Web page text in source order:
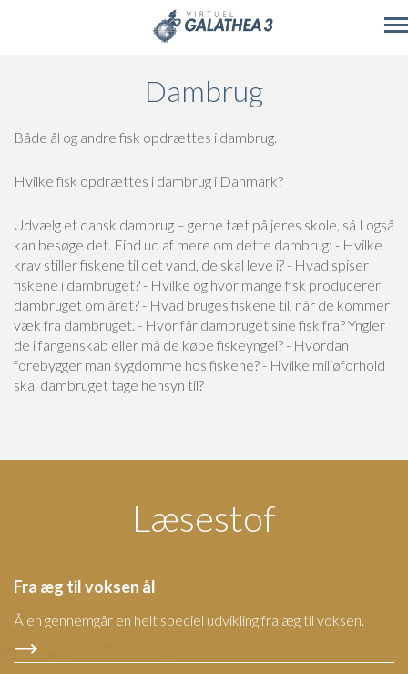
Dambrug
Både ål og andre fisk opdrættes i dambrug.
Hvilke fisk opdrættes i dambrug i Danmark?
Udvælg et dansk dambrug – gerne tæt på jeres skole, så I også
kan besøge det. Find ud af mere om dette dambrug: - Hvilke
krav stiller fiskene til det vand, de skal leve i? - Hvad spiser
fiskene i dambruget? - Hvilke og hvor mange fisk producerer
dambruget om året? - Hvad bruges fiskene til, når de kommer
væk fra dambruget. - Hvor får dambruget sine fisk fra? Yngler
de i fangenskab eller må de købe fiskeyngel? - Hvordan
forebygger man sygdomme hos fiskene? - Hvilke miljøforhold
skal dambruget tage hensyn til?
Læsestof
Fra æg til voksen ål
Ålen gennemgår en helt speciel udvikling fra æg til voksen.